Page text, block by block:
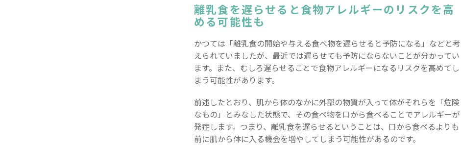
離乳食を遅らせると食物アレルギーのリスクを高
める可能性も
かつては「離乳食の開始や与える食べ物を遅らせると予防になる」などと考
えられていましたが、最近では遅らせても予防にならないことが分かってい
ます。また、むしろ遅らせることで食物アレルギーになるリスクを高めてし
まう可能性があります。
前述したとおり、肌から体のなかに外部の物質が入って体がそれらを「危険
なもの」とみなした状態で、その食べ物を口から食べることでアレルギーが
発症します。つまり、離乳食を遅らせるということは、口から食べるよりも
前に肌から体に入る機会を増やしてしまう可能性があるのです。